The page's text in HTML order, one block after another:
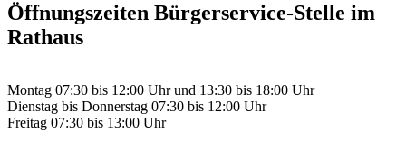
Öffnungszeiten Bürgerservice-Stelle im
Rathaus
Montag 07:30 bis 12:00 Uhr und 13:30 bis 18:00 Uhr
Dienstag bis Donnerstag 07:30 bis 12:00 Uhr
Freitag 07:30 bis 13:00 Uhr